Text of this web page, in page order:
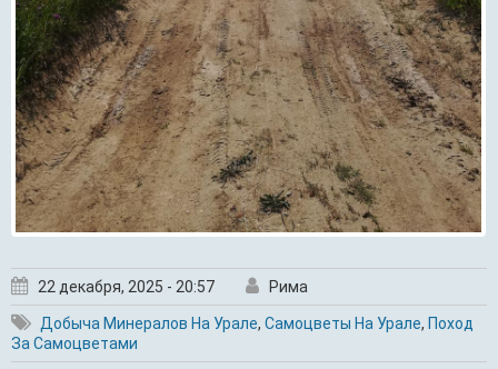
22 декабря, 2025 - 20:57 Рима
Добыча Минералов На Урале,Самоцветы На Урале, Поход
За Самоцветами